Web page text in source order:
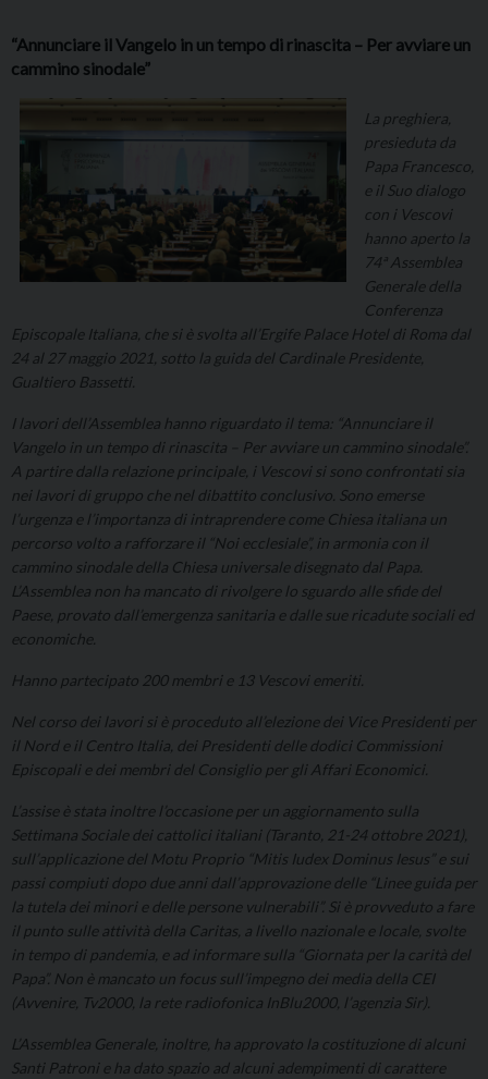
“Annunciare il Vangelo in un tempo di rinascita – Per avviare un
cammino sinodale”
La preghiera,
presieduta da
Papa Francesco,
e il Suo dialogo
con i Vescovi
hanno aperto la
74ª Assemblea
Generale della
Conferenza
Episcopale Italiana, che si è svolta all’Ergife Palace Hotel di Roma dal
24 al 27 maggio 2021, sotto la guida del Cardinale Presidente,
Gualtiero Bassetti.
I lavori dell’Assemblea hanno riguardato il tema: “Annunciare il
Vangelo in un tempo di rinascita – Per avviare un cammino sinodale”.
A partire dalla relazione principale, i Vescovi si sono confrontati sia
nei lavori di gruppo che nel dibattito conclusivo. Sono emerse
l’urgenza e l’importanza di intraprendere come Chiesa italiana un
percorso volto a rafforzare il “Noi ecclesiale”, in armonia con il
cammino sinodale della Chiesa universale disegnato dal Papa.
L’Assemblea non ha mancato di rivolgere lo sguardo alle sfide del
Paese, provato dall’emergenza sanitaria e dalle sue ricadute sociali ed
economiche.
Hanno partecipato 200 membri e 13 Vescovi emeriti.
Nel corso dei lavori si è proceduto all’elezione dei Vice Presidenti per
il Nord e il Centro Italia, dei Presidenti delle dodici Commissioni
Episcopali e dei membri del Consiglio per gli Affari Economici.
L’assise è stata inoltre l’occasione per un aggiornamento sulla
Settimana Sociale dei cattolici italiani (Taranto, 21-24 ottobre 2021),
sull’applicazione del Motu Proprio “Mitis Iudex Dominus Iesus” e sui
passi compiuti dopo due anni dall’approvazione delle “Linee guida per
la tutela dei minori e delle persone vulnerabili”. Si è provveduto a fare
il punto sulle attività della Caritas, a livello nazionale e locale, svolte
in tempo di pandemia, e ad informare sulla “Giornata per la carità del
Papa”. Non è mancato un focus sull’impegno dei media della CEI
(Avvenire, Tv2000, la rete radiofonica InBlu2000, l’agenzia Sir).
L’Assemblea Generale, inoltre, ha approvato la costituzione di alcuni
Santi Patroni e ha dato spazio ad alcuni adempimenti di carattere